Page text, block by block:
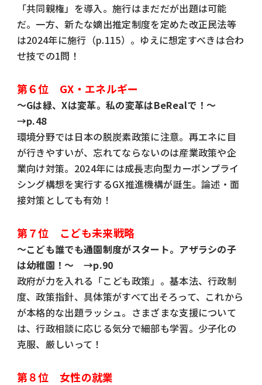
「共同親権」を導入。施行はまだだが出題は可能
だ。一方、新たな嫡出推定制度を定めた改正民法等
は2024年に施行（p.115）。ゆえに想定すべきは合わ
せ技での1問！
第６位 GX・エネルギー
～Gは緑、Xは変革。私の変革はBeRealで！～
→p.48
環境分野では日本の脱炭素政策に注意。再エネに目
が行きやすいが、忘れてならないのは産業政策や企
業向け対策。2024年には成長志向型カーボンプライ
シング構想を実行するGX推進機構が誕生。論述・面
接対策としても有効！
第７位 こども未来戦略
～こども誰でも通園制度がスタート。アザラシの子
は幼稚園！～ →p.90
政府が力を入れる「こども政策」。基本法、行政制
度、政策指針、具体策がすべて出そろって、これから
が本格的な出題ラッシュ。さまざまな支援について
は、行政相談に応じる気分で細部も学習。少子化の
克服、厳しいって！
第８位 女性の就業